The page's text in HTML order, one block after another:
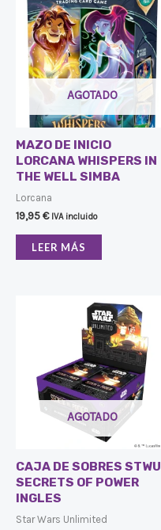
AGOTADO
MAZO DE INICIO
LORCANA WHISPERS IN
THE WELL SIMBA
Lorcana
19,95€ IVA incluido
LEER MÁS
AGOTADO
CAJA DE SOBRES STWU
SECRETS OF POWER
INGLES
Star Wars Unlimited